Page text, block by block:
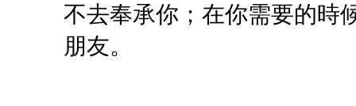
不去奉承你；在你需要的時
朋友。